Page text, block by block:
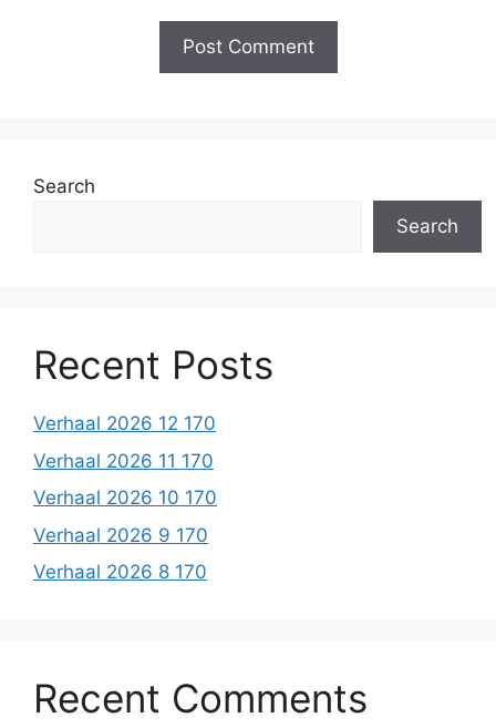
Search
Search
Recent Posts
Verhaal 2026 12 170
Verhaal 2026 11 170
Verhaal 2026 10 170
Verhaal 2026 9 170
Verhaal 2026 8 170
Recent Comments